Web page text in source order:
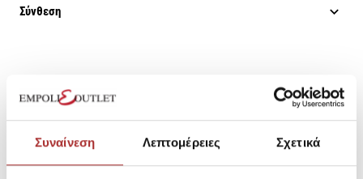
Συναίνεση Λεπτομέρειες Σχετικά
Σύνθεση
Επιστροφές Προϊόντων